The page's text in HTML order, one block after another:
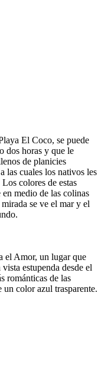
El Coco, se puede
dos horas y que le
de planicies
las cuales los nativos les
colores de estas
medio de las colinas
se ve el mar y el
el Amor, un lugar que
estupenda desde el
románticas de las
un color azul trasparente.